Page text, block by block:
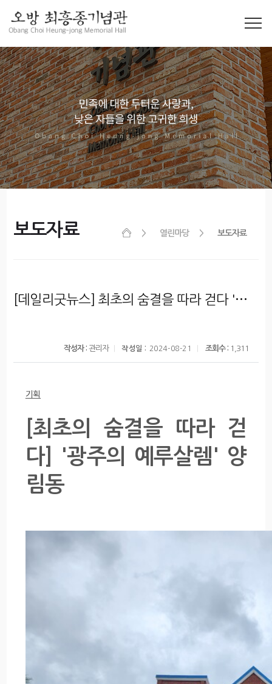
보도자료 열린마당 보도자료
[데일리굿뉴스] 최초의 숨결을 따라 걷다 '광주의 예루살렘' 양림동
작성자 : 관리자 작성일 : 2024-08-21 조회수 : 1,311
기획
[최초의 숨결을 따라 걷
다] '광주의 예루살렘' 양
림동